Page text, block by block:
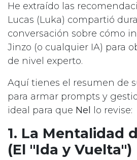
He extraído las
Lucas (Luka) compartió
conversación sobre cómo
Jinzo (o cualquier IA) para
de nivel experto.
Aquí tienes el resumen de
para armar prompts y
ideal para que Nel lo revise:
1. La Mentalidad
(El "Ida y Vuelta")